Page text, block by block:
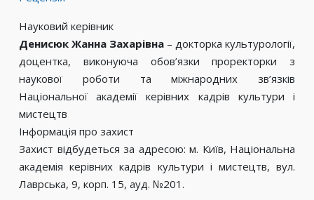
Науковий керівник
Денисюк Жанна Захарівна – докторка культурології,
доцентка, виконуюча обов’язки проректорки з
наукової роботи та міжнародних зв’язків
Національної академії керівних кадрів культури і
мистецтв
Інформація про захист
Захист відбудеться за адресою: м. Київ, Національна
академія керівних кадрів культури і мистецтв, вул.
Лаврська, 9, корп. 15, ауд. №201.